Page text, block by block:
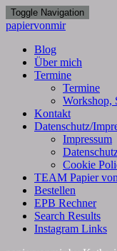
Toggle Navigation
papiervonmir
Blog
Über mich
Termine
Termine
Workshop,
Kontakt
Datenschutz/
Impressum
Cookie
TEAM Papier
Bestellen
EPB Rechner
Search Results
Instagram Links